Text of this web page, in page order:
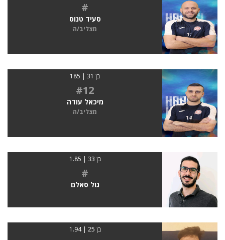
#
סעיד טנוס
מצליב/ה
בן 31 | 185
#12
מיכאל עודה
מצליב/ה
בן 33 | 1.85
#
גול סאלם
בן 25 | 1.94